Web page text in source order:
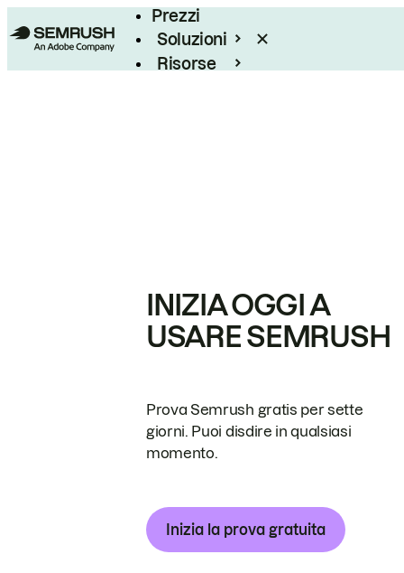
Prezzi
Soluzioni
Risorse
INIZIA OGGI A
USARE SEMRUSH
Prova Semrush gratis per sette
giorni. Puoi disdire in qualsiasi
momento.
Inizia la prova gratuita